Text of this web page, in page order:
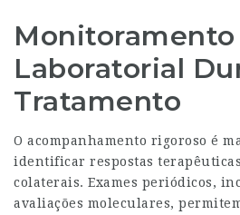
Monitoramento
Laboratorial
Tratamento
O acompanhamento rigoroso é
identificar respostas
colaterais. Exames periódicos,
avaliações moleculares,